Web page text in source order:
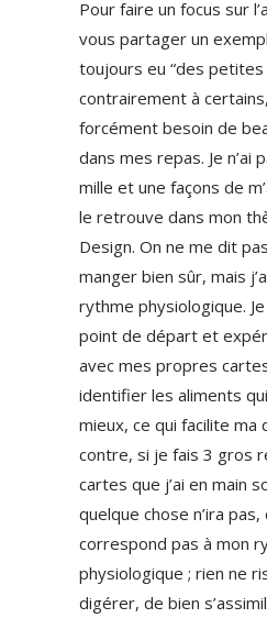
Pour faire un focus sur
vous partager un
toujours eu “des petites
contrairement à
forcément besoin de
dans mes repas. Je
mille et une façons de
le retrouve dans mon
Design. On ne me dit
manger bien sûr, mais
rythme physiologique.
point de départ et
avec mes propres
identifier les aliments
mieux, ce qui facilite ma
contre, si je fais 3 gros
cartes que j’ai en main
quelque chose n’ira pas,
correspond pas à mon
physiologique ; rien ne
digérer, de bien